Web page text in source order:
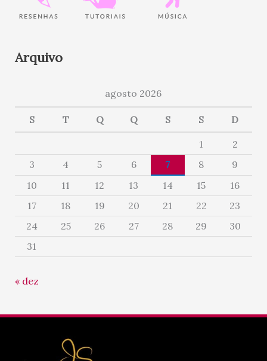
Arquivo
agosto 2026
S T Q Q S S D
1
2
3
4 5 6 7 8
9
10
11 12 13 14 15
16
17
18 19 20 21 22
23
24
25 26 27 28 29
30
31
« dez